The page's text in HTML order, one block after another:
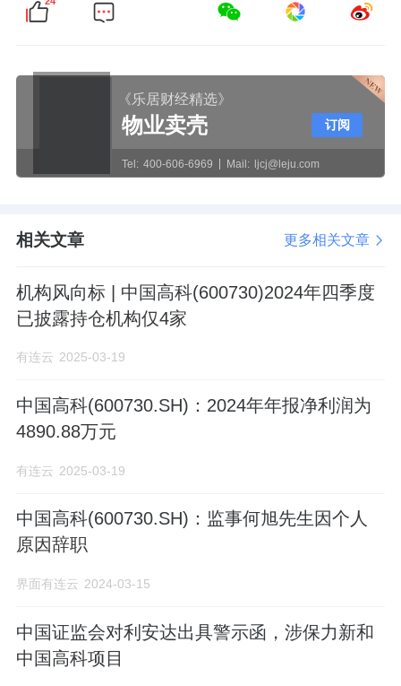
《乐居财经精选》
物业卖壳
Tel: 400-606-6969 Mail: ljcj@leju.com
订阅
相关文章 更多相关文章
机构风向标 | 中国高科(600730)2024年四季度
已披露持仓机构仅4家
有连云 2025-03-19
中国高科(600730.SH)：2024年年报净利润为
4890.88万元
有连云 2025-03-19
中国高科(600730.SH)：监事何旭先生因个人
原因辞职
界面有连云 2024-03-15
中国证监会对利安达出具警示函，涉保力新和
中国高科项目